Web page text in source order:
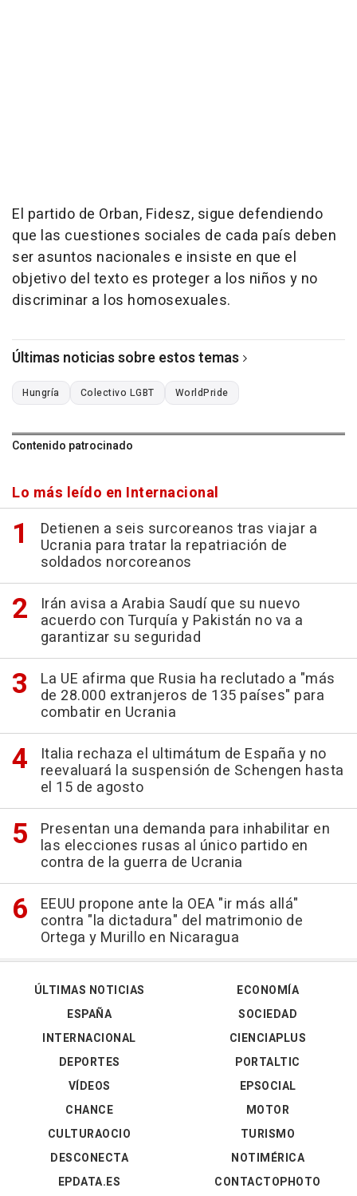
El partido de Orban, Fidesz, sigue defendiendo
que las cuestiones sociales de cada país deben
ser asuntos nacionales e insiste en que el
objetivo del texto es proteger a los niños y no
discriminar a los homosexuales.
Últimas noticias sobre estos temas
Hungría Colectivo LGBT WorldPride
Contenido patrocinado
Lo más leído en Internacional
Detienen a seis surcoreanos tras viajar a
Ucrania para tratar la repatriación de
soldados norcoreanos
Irán avisa a Arabia Saudí que su nuevo
acuerdo con Turquía y Pakistán no va a
garantizar su seguridad
La UE afirma que Rusia ha reclutado a "más
de 28.000 extranjeros de 135 países" para
combatir en Ucrania
Italia rechaza el ultimátum de España y no
reevaluará la suspensión de Schengen hasta
el 15 de agosto
Presentan una demanda para inhabilitar en
las elecciones rusas al único partido en
contra de la guerra de Ucrania
EEUU propone ante la OEA "ir más allá"
contra "la dictadura" del matrimonio de
Ortega y Murillo en Nicaragua
ÚLTIMAS NOTICIAS
ESPAÑA
INTERNACIONAL
DEPORTES
VÍDEOS
ECONOMÍA
SOCIEDAD
CIENCIAPLUS
PORTALTIC
EPSOCIAL
CHANCE
CULTURAOCIO
DESCONECTA
EPDATA.ES
MOTOR
TURISMO
NOTIMÉRICA
CONTACTOPHOTO